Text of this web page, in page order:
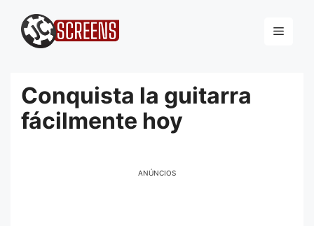
para
Menu
Conquista la guitarra
fácilmente hoy
ANÚNCIOS